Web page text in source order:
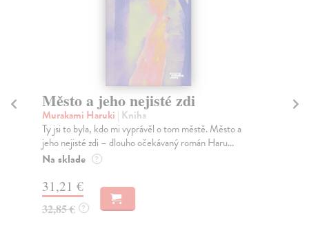
Město a jeho nejisté zdi
Murakami Haruki | Kniha
Ty jsi to byla, kdo mi vyprávěl o tom městě. Město a
jeho nejisté zdi – dlouho očekávaný román Haru...
Na sklade ?
31,21 €
32,85 € ?